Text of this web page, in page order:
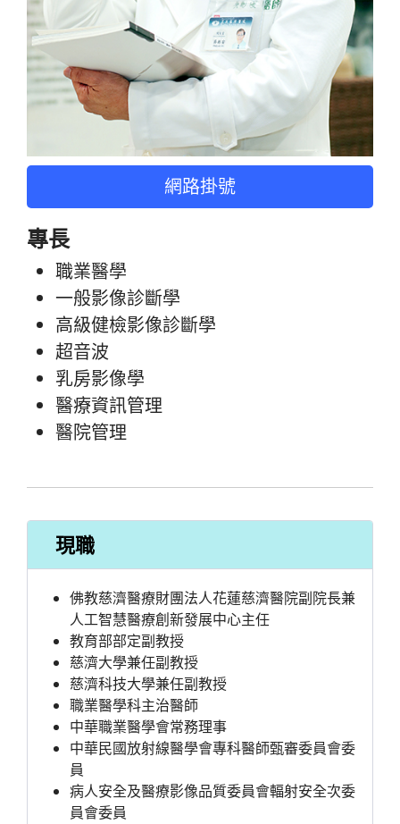
網路掛號
專長
職業醫學
一般影像診斷學
高級健檢影像診斷學
超音波
乳房影像學
醫療資訊管理
醫院管理
現職
佛教慈濟醫療財團法人花蓮慈濟醫院副院長兼
人工智慧醫療創新發展中心主任
教育部部定副教授
慈濟大學兼任副教授
慈濟科技大學兼任副教授
職業醫學科主治醫師
中華職業醫學會常務理事
中華民國放射線醫學會專科醫師甄審委員會委
員
病人安全及醫療影像品質委員會輻射安全次委
員會委員